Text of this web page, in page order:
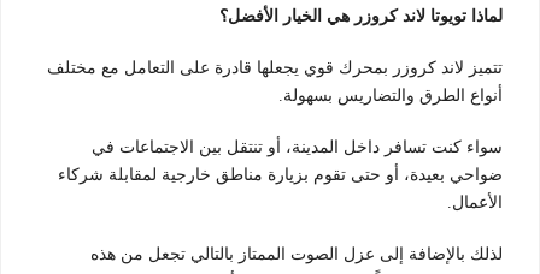
لماذا تويوتا لاند كروزر هي الخيار الأفضل؟
تتميز لاند كروزر بمحرك قوي يجعلها قادرة على التعامل مع مختلف
أنواع الطرق والتضاريس بسهولة.
سواء كنت تسافر داخل المدينة، أو تنتقل بين الاجتماعات في
ضواحي بعيدة، أو حتى تقوم بزيارة مناطق خارجية لمقابلة شركاء
الأعمال.
لذلك بالإضافة إلى عزل الصوت الممتاز بالتالي تجعل من هذه